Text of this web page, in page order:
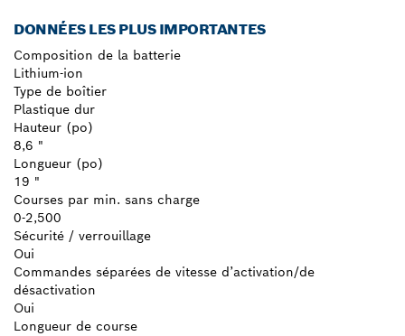
DONNÉES LES PLUS IMPORTANTES
Composition de la batterie
Lithium-ion
Type de boîtier
Plastique dur
Hauteur (po)
8,6 "
Longueur (po)
19 "
Courses par min. sans charge
0-2,500
Sécurité / verrouillage
Oui
Commandes séparées de vitesse d’activation/de
désactivation
Oui
Longueur de course